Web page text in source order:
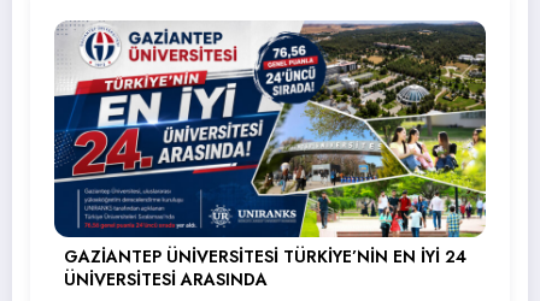
GAZİANTEP ÜNİVERSİTESİ TÜRKİYE’NİN EN İYİ 24
ÜNİVERSİTESİ ARASINDA